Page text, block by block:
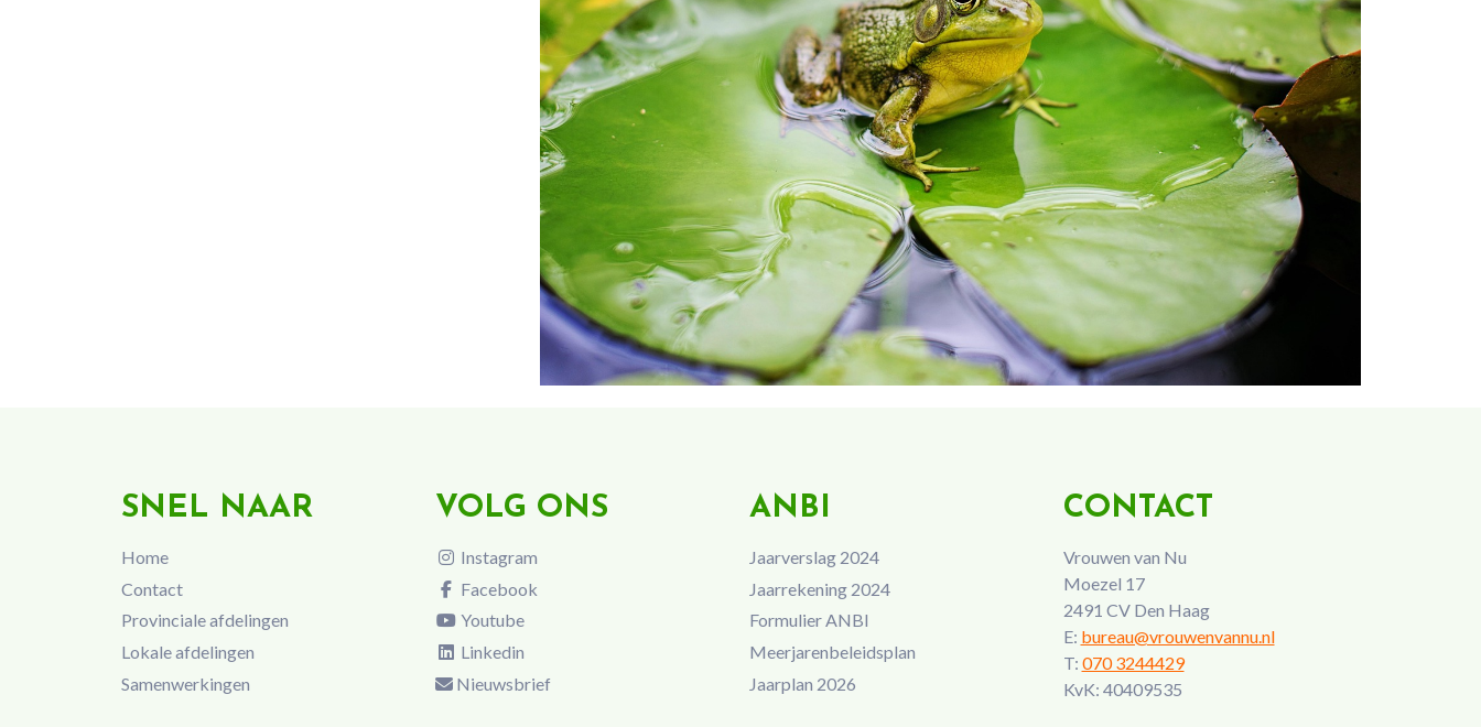
SNEL NAAR
Home
Contact
Provinciale afdelingen
Lokale afdelingen
Samenwerkingen
VOLG ONS
Instagram
Facebook
Youtube
Linkedin
Nieuwsbrief
ANBI
Jaarverslag 2024
Jaarrekening 2024
Formulier ANBI
Meerjarenbeleidsplan
Jaarplan 2026
CONTACT
Vrouwen van Nu
Moezel 17
2491 CV Den Haag
E: bureau@vrouwenvannu.nl
T: 070 3244429
KvK: 40409535